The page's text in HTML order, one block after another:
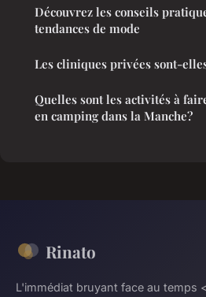
Découvrez les conseils
tendances de mode
Les cliniques privées sont-
Quelles sont les activités à
en camping dans la Manche?
Rinato
L'immédiat bruyant face au temps